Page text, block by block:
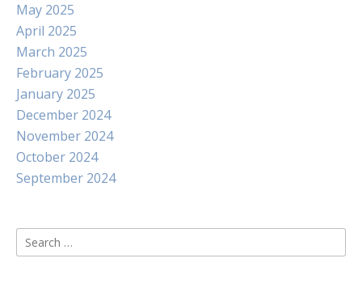
May 2025
April 2025
March 2025
February 2025
January 2025
December 2024
November 2024
October 2024
September 2024
Search
for: